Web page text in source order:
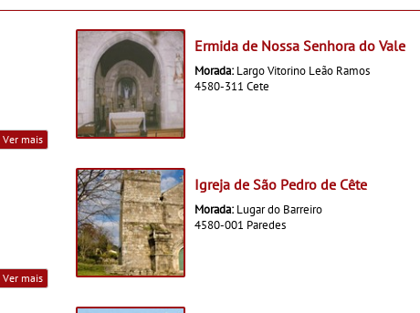
Ver mais
Ermida de Nossa Senhora do Vale
Morada: Largo Vitorino Leão Ramos
4580-311 Cete
Ver mais
Igreja de São Pedro de Cête
Morada: Lugar do Barreiro
4580-001 Paredes